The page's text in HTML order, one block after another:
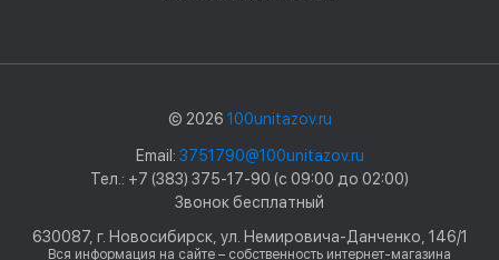
© 2026 100unitazov.ru
Email: 3751790@100unitazov.ru
Тел.: +7 (383) 375-17-90 (с 09:00 до 02:00)
Звонок бесплатный
630087, г. Новосибирск, ул. Немировича-Данченко, 146/1
Вся информация на сайте – собственность интернет-магазина